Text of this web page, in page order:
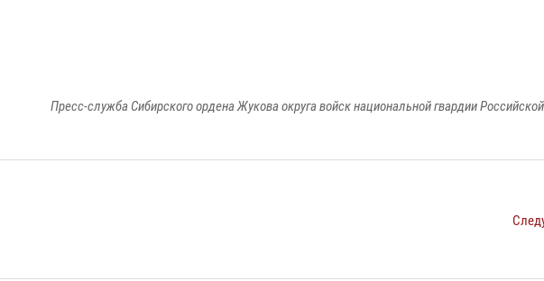
Пресс-служба Сибирского ордена Жукова округа войск национальной гвардии